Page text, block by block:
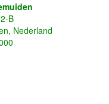
B
Nederland